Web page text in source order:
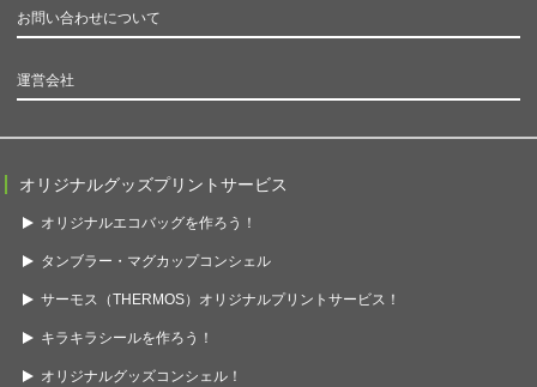
お問い合わせについて
運営会社
オリジナルグッズプリントサービス
オリジナルエコバッグを作ろう！
タンブラー・マグカップコンシェル
サーモス（THERMOS）オリジナルプリントサービス！
キラキラシールを作ろう！
オリジナルグッズコンシェル！